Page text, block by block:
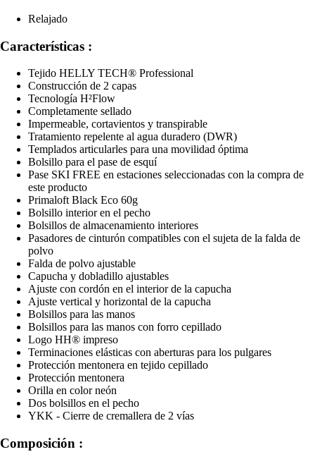
Relajado
Características :
Tejido HELLY TECH® Professional
Construcción de 2 capas
Tecnología H²Flow
Completamente sellado
Impermeable, cortavientos y transpirable
Tratamiento repelente al agua duradero (DWR)
Templados articularles para una movilidad óptima
Bolsillo para el pase de esquí
Pase SKI FREE en estaciones seleccionadas con la compra de
este producto
Primaloft Black Eco 60g
Bolsillo interior en el pecho
Bolsillos de almacenamiento interiores
Pasadores de cinturón compatibles con el sujeta de la falda de
polvo
Falda de polvo ajustable
Capucha y dobladillo ajustables
Ajuste con cordón en el interior de la capucha
Ajuste vertical y horizontal de la capucha
Bolsillos para las manos
Bolsillos para las manos con forro cepillado
Logo HH® impreso
Terminaciones elásticas con aberturas para los pulgares
Protección mentonera en tejido cepillado
Protección mentonera
Orilla en color neón
Dos bolsillos en el pecho
YKK - Cierre de cremallera de 2 vías
Composición :